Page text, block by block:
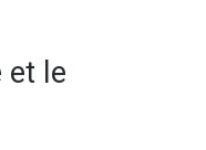
et le